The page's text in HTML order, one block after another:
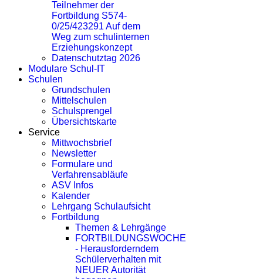
Teilnehmer der
Fortbildung S574-
0/25/423291 Auf dem
Weg zum schulinternen
Erziehungskonzept
Datenschutztag 2026
Modulare Schul-IT
Schulen
Grundschulen
Mittelschulen
Schulsprengel
Übersichtskarte
Service
Mittwochsbrief
Newsletter
Formulare und
Verfahrensabläufe
ASV Infos
Kalender
Lehrgang Schulaufsicht
Fortbildung
Themen & Lehrgänge
FORTBILDUNGSWOCHE
- Herausforderndem
Schülerverhalten mit
NEUER Autorität